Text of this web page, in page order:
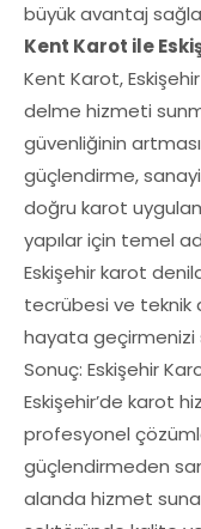
büyük avantaj
Kent Karot ile
Kent Karot,
delme hizmeti
güvenliğinin
güçlendirme, sanayi
doğru karot
yapılar için temel
Eskişehir karot
tecrübesi ve teknik
hayata geçirmenizi
Sonuç: Eskişehir
Eskişehir’de karot
profesyonel
güçlendirmeden
alanda hizmet